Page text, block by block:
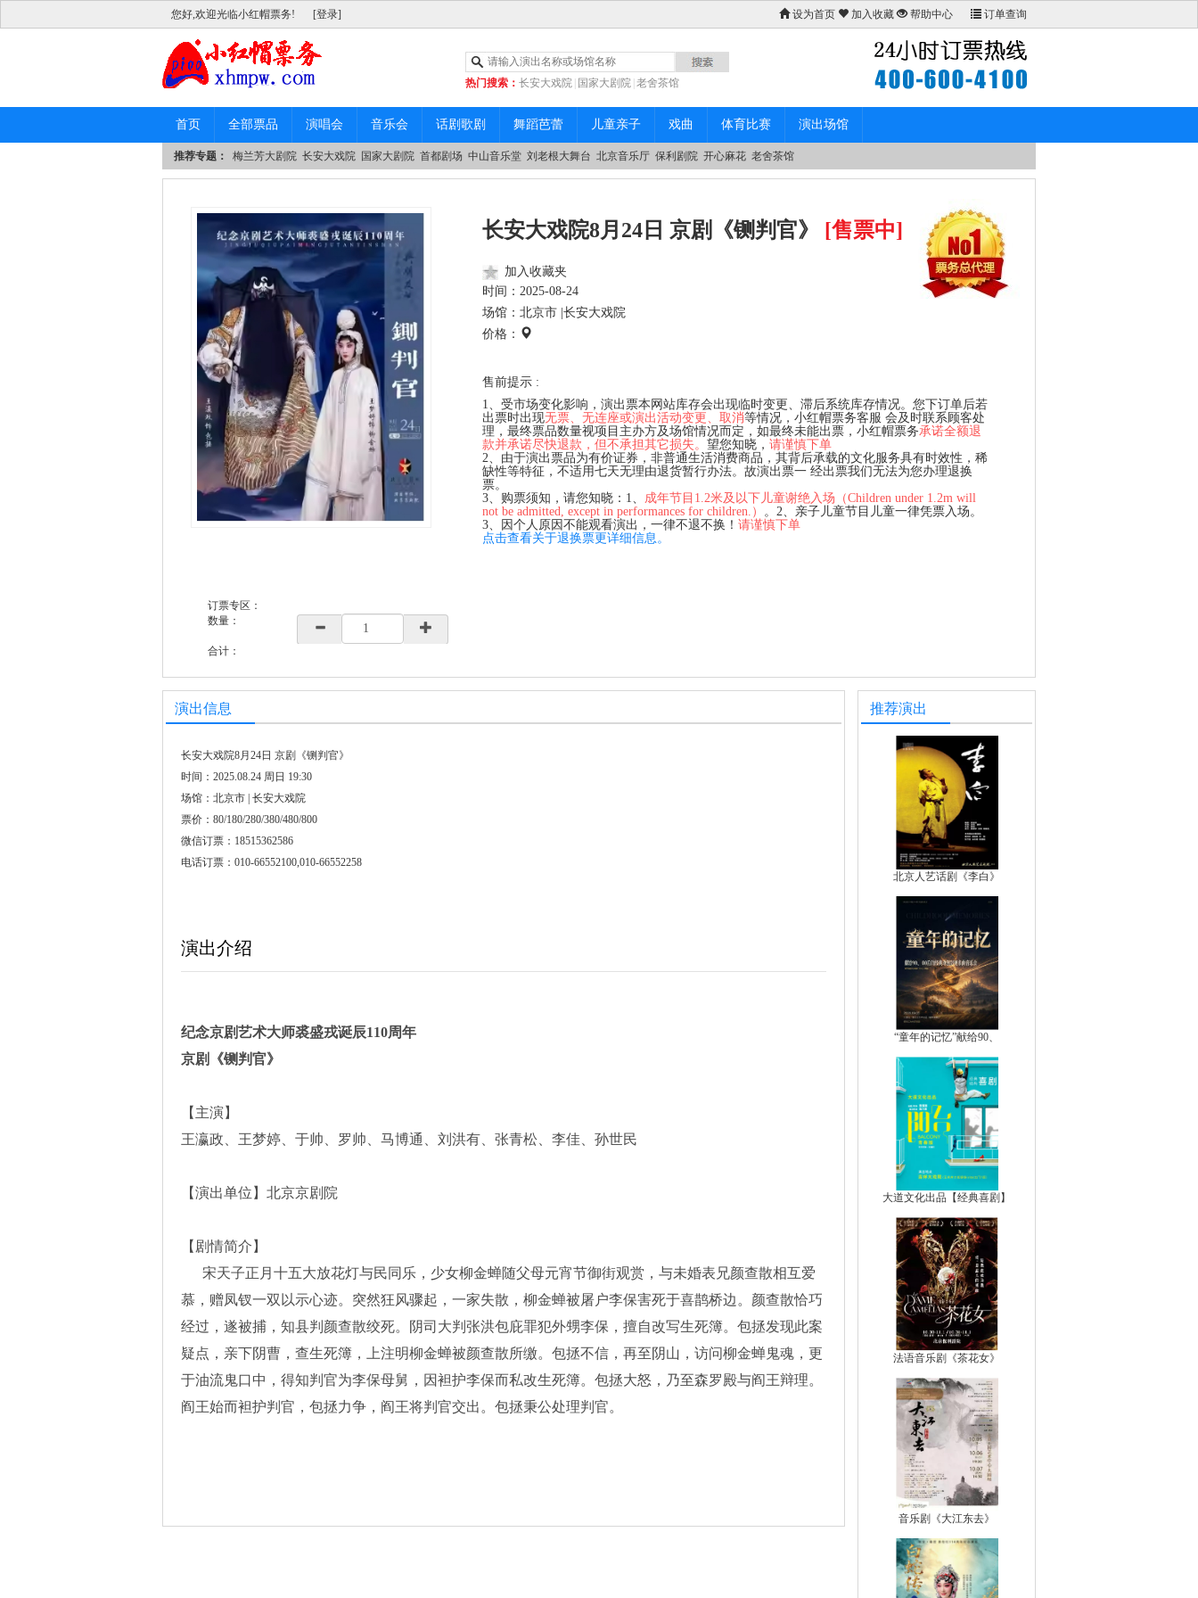
您好,欢迎光临小红帽票务! [登录] 订单查询
设为首页 加入收藏 帮助中心
热门搜索： 长安大戏院 国家大剧院 老舍茶馆
|中山音乐堂
首页 全部票品 演唱会 音乐会 话剧歌剧 舞蹈芭蕾 儿童亲子 戏曲 体育比赛 演出场馆
推荐专题： 梅兰芳大剧院 长安大戏院 国家大剧院 首都剧场 中山音乐堂 刘老根大舞台 北京音乐厅 保利剧院 开心麻花 老舍茶馆
长安大戏院8月24日 京剧《铡判官》 [售票中]
加入收藏夹
时间： 2025-08-24
场馆：北京市 | 长安大戏院
价格：
售前提示 :
1、受市场变化影响，演出票本网站库存会出现临时变更、滞后系统库存情况。您下订单后若
出票时出现无票、无连座或演出活动变更、取消等情况，小红帽票务客服 会及时联系顾客处
理，最终票品数量视项目主办方及场馆情况而定，如最终未能出票，小红帽票务承诺全额退
款并承诺尽快退款，但不承担其它损失。 望您知晓， 请谨慎下单
2、由于演出票品为有价证券，非普通生活消费商品，其背后承载的文化服务具有时效性，稀
缺性等特征，不适用七天无理由退货暂行办法。故演出票一 经出票我们无法为您办理退换
票。
3、购票须知，请您知晓：1、 成年节目1.2米及以下儿童谢绝入场（Children under 1.2m will
not be admitted, except in performances for children.） 。2、亲子儿童节目儿童一律凭票入场。
3、因个人原因不能观看演出，一律不退不换！ 请谨慎下单
点击查看关于退换票更详细信息。
订票专区：
数量：
合计：
演出信息
长安大戏院8月24日 京剧《铡判官》
时间：2025.08.24 周日 19:30
场馆：北京市 | 长安大戏院
票价：80/180/280/380/480/800
微信订票：18515362586
电话订票：010-66552100,010-66552258
演出介绍
纪念京剧艺术大师裘盛戎诞辰110周年
京剧《铡判官》
【主演】
王瀛政、王梦婷、于帅、罗帅、马博通、刘洪有、张青松、李佳、孙世民
【演出单位】北京京剧院
【剧情简介】
宋天子正月十五大放花灯与民同乐，少女柳金蝉随父母元宵节御街观赏，与未婚表兄颜查散相互爱
慕，赠凤钗一双以示心迹。突然狂风骤起，一家失散，柳金蝉被屠户李保害死于喜鹊桥边。颜查散恰巧
经过，遂被捕，知县判颜查散绞死。阴司大判张洪包庇罪犯外甥李保，擅自改写生死簿。包拯发现此案
疑点，亲下阴曹，查生死簿，上注明柳金蝉被颜查散所缴。包拯不信，再至阴山，访问柳金蝉鬼魂，更
于油流鬼口中，得知判官为李保母舅，因袒护李保而私改生死簿。包拯大怒，乃至森罗殿与阎王辩理。
阎王始而袒护判官，包拯力争，阎王将判官交出。包拯秉公处理判官。
推荐演出
北京人艺话剧《李白》
“童年的记忆”献给90、
大道文化出品【经典喜剧】
法语音乐剧《茶花女》
音乐剧《大江东去》